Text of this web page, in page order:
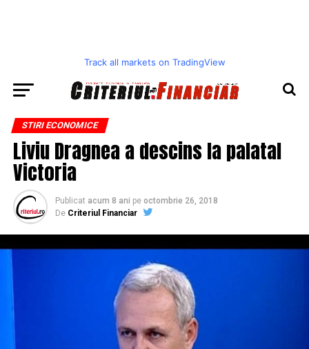
Track all markets on TradingView
STIRI ECONOMICE
Liviu Dragnea a descins la palatal
Victoria
Publicat acum 8 ani pe octombrie 26, 2018
De Criteriul Financiar